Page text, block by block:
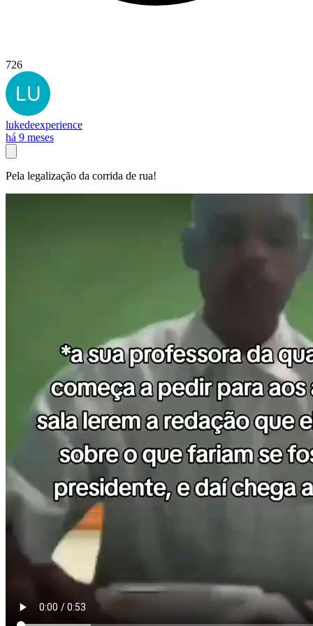
726
lukedeexperience
há 9 meses
Pela legalização da corrida de rua!